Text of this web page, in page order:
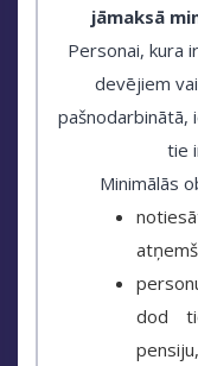
jāmaksā
Personai, kura
devējiem
pašnodarbinātā,
tie
Minimālās
dod